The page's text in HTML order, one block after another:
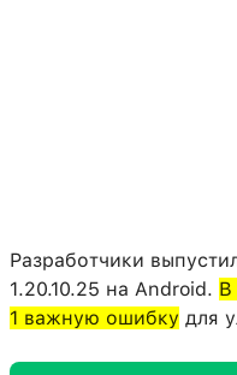
Разработчики
1.20.10.25 на Android. В
1 важную ошибку для